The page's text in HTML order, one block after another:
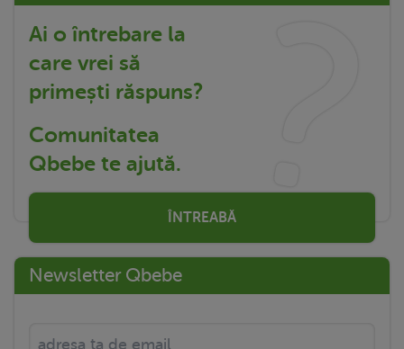
Ai o întrebare la
care vrei să
primești răspuns?
Comunitatea
Qbebe te ajută.
ÎNTREABĂ
Newsletter Qbebe